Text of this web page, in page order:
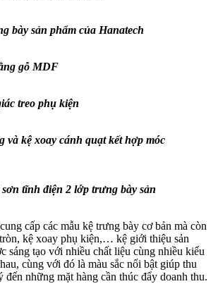
bày sản phẩm của Hanatech
gỗ MDF
treo phụ kiện
và kệ xoay cánh quạt kết hợp móc
sơn tĩnh điện 2 lớp trưng bày sản
cấp các mẫu kệ trưng bày cơ bản mà còn
kệ xoay phụ kiện,… kệ giới thiệu sản
sáng tạo với nhiều chất liệu cùng nhiều kiểu
cùng với đó là màu sắc nổi bật giúp thu
đến những mặt hàng cần thúc đẩy doanh thu.